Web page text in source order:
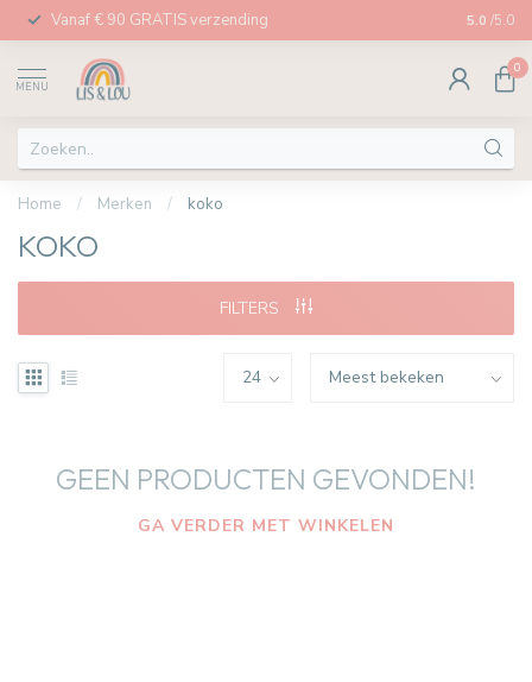
Vanaf € 90 GRATIS verzending Afhalen
5.0 /5.0
MENU
0
Home / Merken / koko
KOKO
FILTERS
GEEN PRODUCTEN GEVONDEN!
GA VERDER MET WINKELEN